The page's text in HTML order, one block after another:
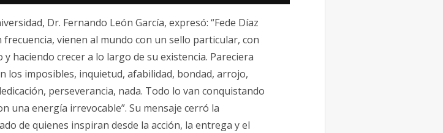
Dr. Fernando León García, expresó: “Fede Díaz
vienen al mundo con un sello particular, con
haciendo crecer a lo largo de su existencia. Pareciera
los imposibles, inquietud, afabilidad, bondad, arrojo,
perseverancia, nada. Todo lo van conquistando
una energía irrevocable”. Su mensaje cerró la
de quienes inspiran desde la acción, la entrega y el